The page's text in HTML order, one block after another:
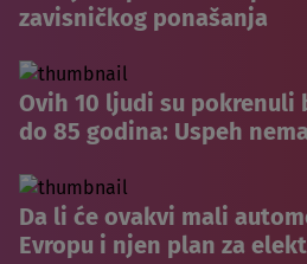
zavisničkog ponašanja
Ovih 10 ljudi su pokrenuli
do 85 godina: Uspeh
Da li će ovakvi mali
Evropu i njen plan za